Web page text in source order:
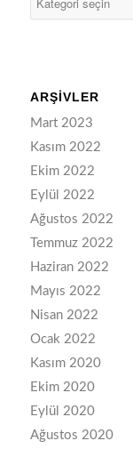
ARŞIVLER
Mart 2023
Kasım 2022
Ekim 2022
Eylül 2022
Ağustos 2022
Temmuz 2022
Haziran 2022
Mayıs 2022
Nisan 2022
Ocak 2022
Kasım 2020
Ekim 2020
Eylül 2020
Ağustos 2020